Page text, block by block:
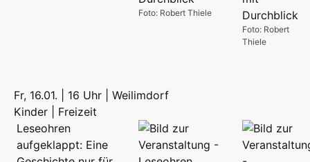
Foto: Robert
Thiele
Foto: Robert Thiele
Fr, 16.01. | 16 Uhr | Weilimdorf
Kinder | Freizeit
Leseohren
aufgeklappt: Eine